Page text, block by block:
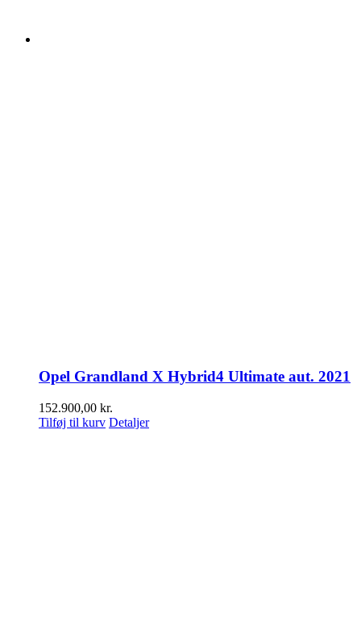
Opel Grandland X Hybrid4 Ultimate aut. 2021
152.900,00 kr.
Tilføj til kurv Detaljer